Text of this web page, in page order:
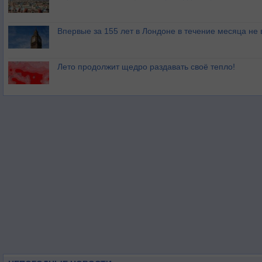
Впервые за 155 лет в Лондоне в течение месяца не
Лето продолжит щедро раздавать своё тепло!